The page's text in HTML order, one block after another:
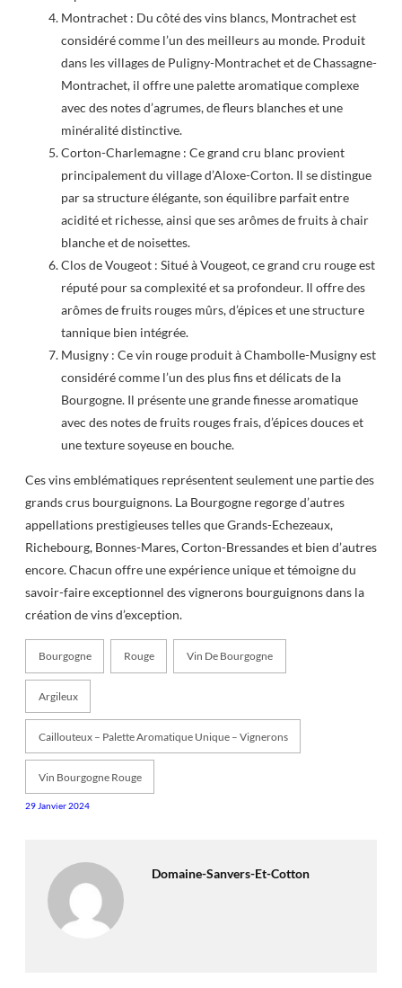
Montrachet : Du côté des vins blancs, Montrachet est
considéré comme l’un des meilleurs au monde. Produit
dans les villages de Puligny-Montrachet et de Chassagne-
Montrachet, il offre une palette aromatique complexe
avec des notes d’agrumes, de fleurs blanches et une
minéralité distinctive.
Corton-Charlemagne : Ce grand cru blanc provient
principalement du village d’Aloxe-Corton. Il se distingue
par sa structure élégante, son équilibre parfait entre
acidité et richesse, ainsi que ses arômes de fruits à chair
blanche et de noisettes.
Clos de Vougeot : Situé à Vougeot, ce grand cru rouge est
réputé pour sa complexité et sa profondeur. Il offre des
arômes de fruits rouges mûrs, d’épices et une structure
tannique bien intégrée.
Musigny : Ce vin rouge produit à Chambolle-Musigny est
considéré comme l’un des plus fins et délicats de la
Bourgogne. Il présente une grande finesse aromatique
avec des notes de fruits rouges frais, d’épices douces et
une texture soyeuse en bouche.
Ces vins emblématiques représentent seulement une partie des
grands crus bourguignons. La Bourgogne regorge d’autres
appellations prestigieuses telles que Grands-Echezeaux,
Richebourg, Bonnes-Mares, Corton-Bressandes et bien d’autres
encore. Chacun offre une expérience unique et témoigne du
savoir-faire exceptionnel des vignerons bourguignons dans la
création de vins d’exception.
Bourgogne Rouge Vin De Bourgogne
Argileux
Caillouteux – Palette Aromatique Unique – Vignerons
Vin Bourgogne Rouge
29 Janvier 2024
Domaine-Sanvers-Et-Cotton